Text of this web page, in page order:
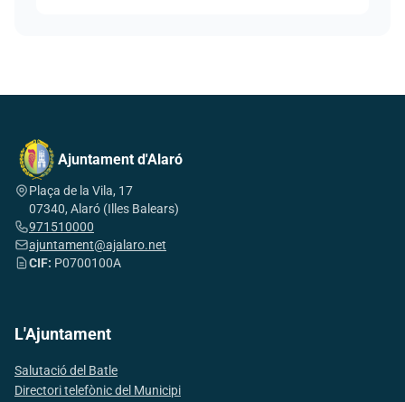
Ajuntament d'Alaró
Plaça de la Vila, 17
07340, Alaró (Illes Balears)
971510000
ajuntament@ajalaro.net
CIF: P0700100A
L'Ajuntament
Salutació del Batle
Directori telefònic del Municipi